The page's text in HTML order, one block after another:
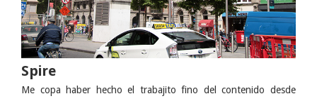
Spire
Me copa haber hecho el trabajito fino del contenido desde